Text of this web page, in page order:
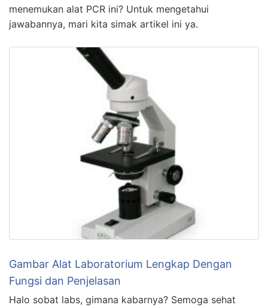
menemukan alat PCR ini? Untuk mengetahui
jawabannya, mari kita simak artikel ini ya.
Gambar Alat Laboratorium Lengkap Dengan
Fungsi dan Penjelasan
Halo sobat labs, gimana kabarnya? Semoga sehat